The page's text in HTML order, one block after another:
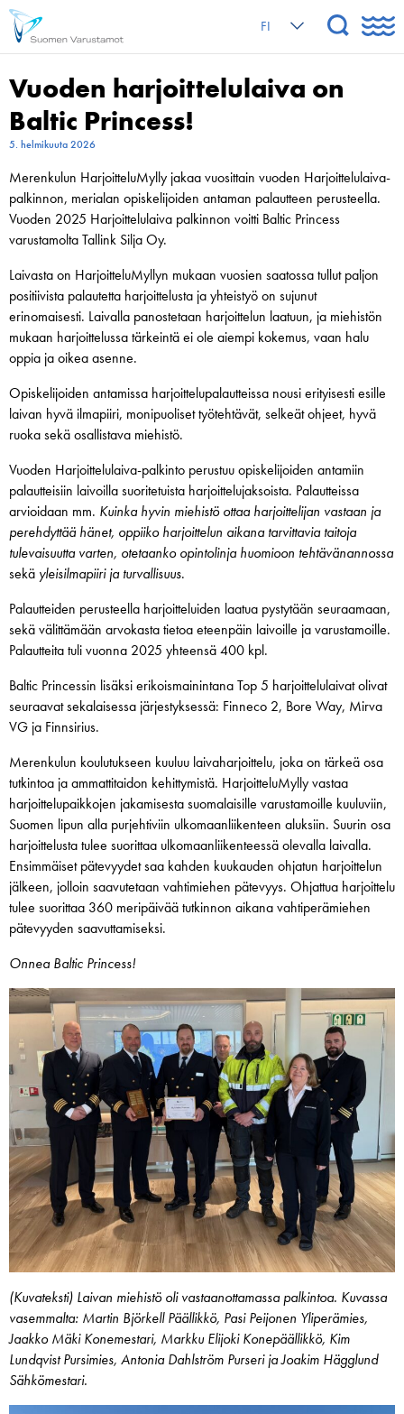
FI
Vuoden harjoittelulaiva on
Baltic Princess!
5. helmikuuta 2026
Merenkulun HarjoitteluMylly jakaa vuosittain vuoden Harjoittelulaiva-
palkinnon, merialan opiskelijoiden antaman palautteen perusteella.
Vuoden 2025 Harjoittelulaiva palkinnon voitti Baltic Princess
varustamolta Tallink Silja Oy.
Laivasta on HarjoitteluMyllyn mukaan vuosien saatossa tullut paljon
positiivista palautetta harjoittelusta jayhteistyö on sujunut
erinomaisesti. Laivalla panostetaan harjoittelun laatuun, ja miehistön
mukaan harjoittelussa tärkeintä ei ole aiempi kokemus, vaan halu
oppia ja oikea asenne.
Opiskelijoiden antamissa harjoittelupalautteissa nousi erityisesti esille
laivan hyvä ilmapiiri, monipuoliset työtehtävät, selkeät ohjeet, hyvä
ruoka sekä osallistava miehistö.
Vuoden Harjoittelulaiva-palkinto perustuu opiskelijoiden antamiin
palautteisiin laivoilla suoritetuista harjoittelujaksoista. Palautteissa
arvioidaan mm. Kuinka hyvin miehistö ottaa harjoittelijan vastaan ja
perehdyttää hänet, oppiiko harjoittelun aikana tarvittavia taitoja
tulevaisuutta varten, otetaanko opintolinja huomioon tehtävänannossa
sekä yleisilmapiiri ja turvallisuus.
Palautteiden perusteella harjoitteluiden laatua pystytään seuraamaan,
sekä välittämään arvokasta tietoa eteenpäin laivoille ja varustamoille.
Palautteita tuli vuonna 2025 yhteensä 400 kpl.
Baltic Princessin lisäksi erikoismainintana Top 5 harjoittelulaivat olivat
seuraavat sekalaisessa järjestyksessä: Finneco 2, Bore Way, Mirva
VG ja Finnsirius.
Merenkulun koulutukseen kuuluu laivaharjoittelu, joka on tärkeä osa
tutkintoa ja ammattitaidon kehittymistä. HarjoitteluMylly vastaa
harjoittelupaikkojen jakamisesta suomalaisille varustamoille kuuluviin,
Suomen lipun alla purjehtiviin ulkomaanliikenteen aluksiin. Suurin osa
harjoittelusta tulee suorittaa ulkomaanliikenteessä olevalla laivalla.
Ensimmäiset pätevyydet saa kahden kuukauden ohjatun harjoittelun
jälkeen, jolloin saavutetaan vahtimiehen pätevyys. Ohjattua harjoittelu
tulee suorittaa 360 meripäivää tutkinnon aikana vahtiperämiehen
pätevyyden saavuttamiseksi.
Onnea Baltic Princess!
(Kuvateksti) Laivan miehistö oli vastaanottamassa palkintoa. Kuvassa
vasemmalta: Martin Björkell Päällikkö, Pasi Peijonen Yliperämies,
Jaakko Mäki Konemestari, Markku Elijoki Konepäällikkö, Kim
Lundqvist Pursimies, Antonia Dahlström Purseri ja Joakim Hägglund
Sähkömestari.